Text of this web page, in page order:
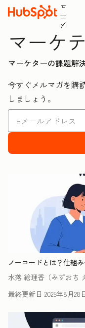
メ
ニ
ュ
マーケ
マーケターの課題解
今すぐメルマガを購
しましょう。
ノーコードとは？仕組
水落 絵理香（みずおち
最終更新日 2025年8月28